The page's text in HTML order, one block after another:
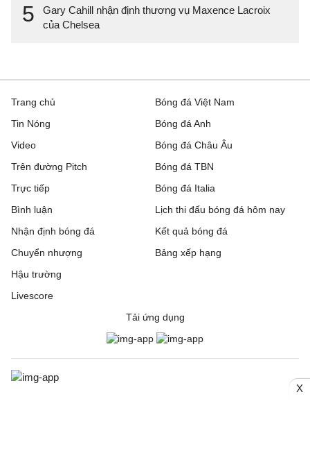
5
Gary Cahill nhận định thương vụ Maxence Lacroix
của Chelsea
Trang chủ
Tin Nóng
Video
Trên đường Pitch
Trực tiếp
Bóng đá Việt Nam
Bóng đá Anh
Bóng đá Châu Âu
Bóng đá TBN
Bóng đá Italia
Bình luận
Nhận định bóng đá
Chuyển nhượng
Hậu trường
Livescore
Lịch thi đấu bóng đá hôm nay
Kết quả bóng đá
Bảng xếp hạng
Tải ứng dụng
X